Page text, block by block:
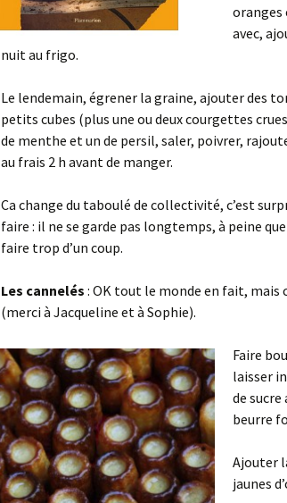
oranges
avec,
nuit au frigo.
Le lendemain, égrener la graine, ajouter des
petits cubes (plus une ou deux courgettes
de menthe et un de persil, saler, poivrer,
au frais 2 h avant de manger.
Ca change du taboulé de collectivité, c’est
faire : il ne se garde pas longtemps, à peine
faire trop d’un coup.
Les cannelés : OK tout le monde en fait,
(merci à Jacqueline et à Sophie).
Faire
laisser
de sucre
beurre
Ajouter
jaunes